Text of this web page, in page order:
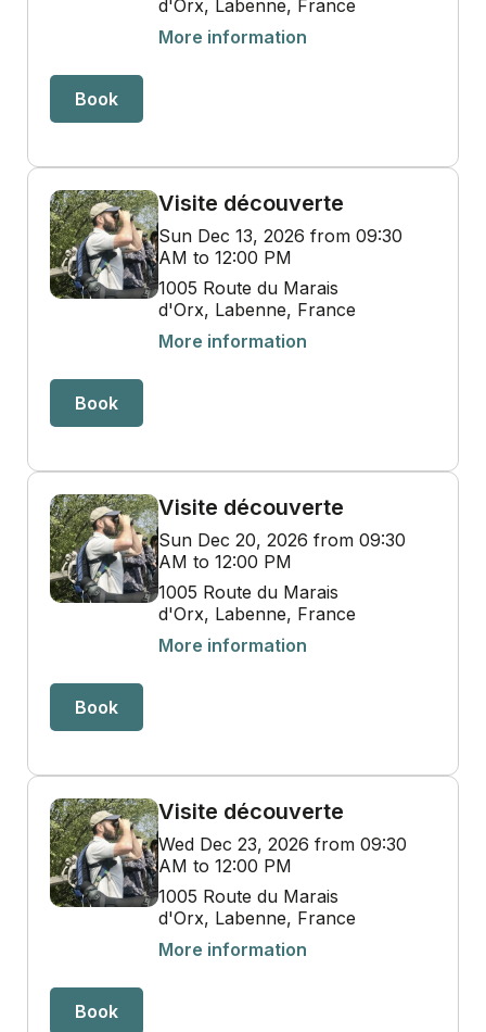
d'Orx, Labenne, France
More information
Book
Visite découverte
Sun Dec 13, 2026 from 09:30
AM to 12:00 PM
1005 Route du Marais
d'Orx, Labenne, France
More information
Book
Visite découverte
Sun Dec 20, 2026 from 09:30
AM to 12:00 PM
1005 Route du Marais
d'Orx, Labenne, France
More information
Book
Visite découverte
Wed Dec 23, 2026 from 09:30
AM to 12:00 PM
1005 Route du Marais
d'Orx, Labenne, France
More information
Book